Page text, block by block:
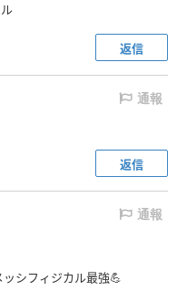
返信
通報
返信
通報
シフィジカル最強💪